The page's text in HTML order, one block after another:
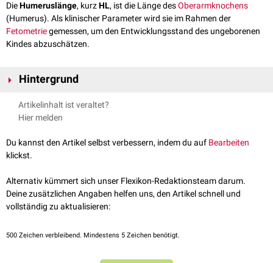
DieHumeruslänge, kurzHL, ist die Länge desOberarmknochens
(Humerus). Als klinischer Parameter wird sie im Rahmen der
Fetometriegemessen, um den Entwicklungsstand des ungeborenen
Kindes abzuschätzen.
Hintergrund
Die Humeruslänge wird etwa ab der 12.
zusammen mit anderen Meswerten (z.B.
wird ggf. in den
Mutterpass eingetragen.
Artikelinhalt ist veraltet?
Hier melden
Du kannst den Artikel selbst verbessern, indem du auf Bearbeiten
klickst.
Alternativ kümmert sich unser Flexikon-Redaktionsteam darum.
Deine zusätzlichen Angaben helfen uns, den Artikel schnell und
vollständig zu aktualisieren:
500 Zeichen verbleibend. Mindestens 5 Zeichen benötigt.